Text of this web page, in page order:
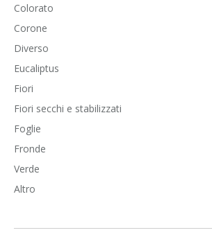
Colorato
Corone
Diverso
Eucaliptus
Fiori
Fiori secchi e stabilizzati
Foglie
Fronde
Verde
Altro